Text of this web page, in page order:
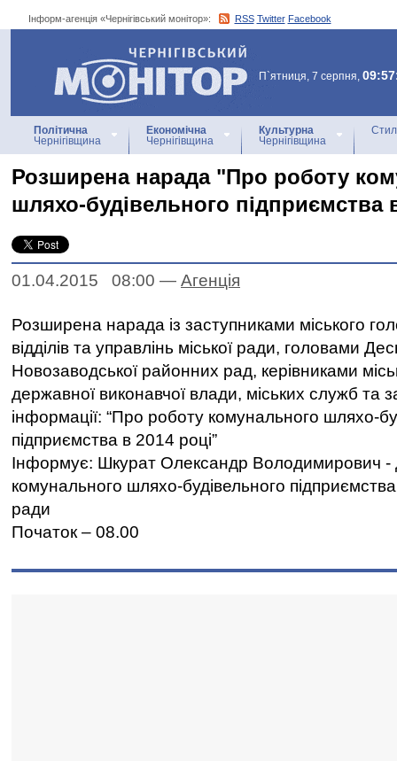
Інформ-агенція «Чернігівський монітор»: RSS Twitter Facebook
Інформ-агенція
«Чернігівський монітор»
П`ятниця, 7 серпня,
Політична
Чернігівщина
Економічна
Чернігівщина
Культурна
Чернігівщина
Розширена нарада "Про роботу
шляхо-будівельного підприємства
01.04.2015 08:00 — Агенцiя
Розширена нарада із заступниками міського
відділів та управлінь міської ради, головами
Новозаводської районних рад, керівниками
державної виконавчої влади, міських служб та
інформації: “Про роботу комунального шляхо-
підприємства в 2014 році”
Інформує: Шкурат Олександр Володимирович -
комунального шляхо-будівельного підприємства
ради
Початок – 08.00